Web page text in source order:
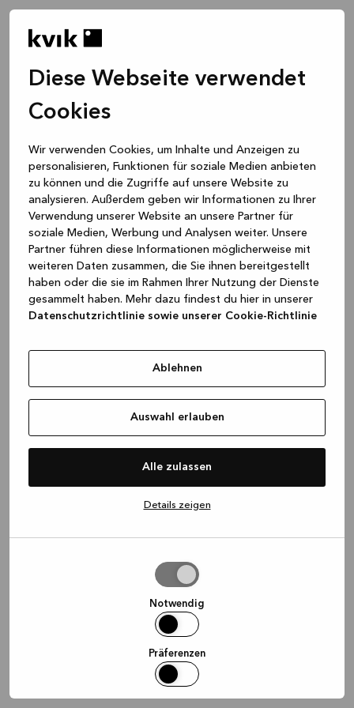
Diese Webseite verwendet
Cookies
Wir verwenden Cookies, um Inhalte und Anzeigen zu
personalisieren, Funktionen für soziale Medien anbieten
zu können und die Zugriffe auf unsere Website zu
analysieren. Außerdem geben wir Informationen zu Ihrer
Verwendung unserer Website an unsere Partner für
soziale Medien, Werbung und Analysen weiter. Unsere
Partner führen diese Informationen möglicherweise mit
weiteren Daten zusammen, die Sie ihnen bereitgestellt
haben oder die sie im Rahmen Ihrer Nutzung der Dienste
gesammelt haben. Mehr dazu findest du hier in unserer
Datenschutzrichtlinie sowie unserer Cookie-Richtlinie
Ablehnen
Auswahl erlauben
Alle zulassen
Details zeigen
Notwendig
Präferenzen
loadingwww.kvik.de (see the browser console for more
information)